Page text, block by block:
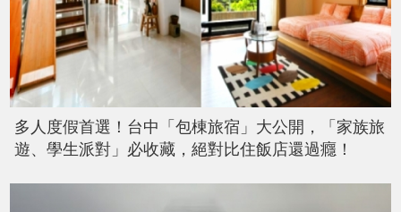
多人度假首選！台中「包棟旅宿」大公開，「家族旅
遊、學生派對」必收藏，絕對比住飯店還過癮！